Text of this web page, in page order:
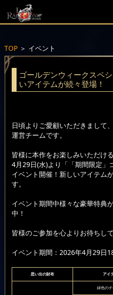
TOP＞ イベント
ゴールデンウィークスペ
いアイテムが続々登場！
日頃よりご愛顧いただきまして
運営チームです。
皆様に本作をお楽しみいただける
4月29日(水)より「「期間限定」
イベント開催！新しいアイテム
す。
イベント期間中様々な豪華特典
中！
皆様のご参加を心よりお待ちして
イベント期間：2026年4月29日
思い出の財布 アイ
緑色のチ